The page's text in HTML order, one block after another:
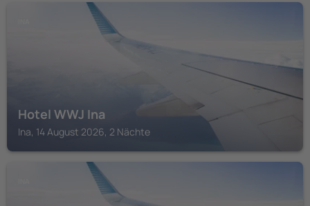
Hotel WWJ Ina
Ina, 14 August 2026, 2 Nächte